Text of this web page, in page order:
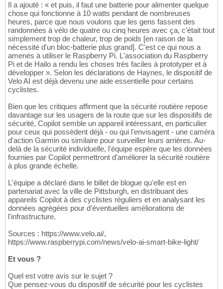
Il a ajouté : « et puis, il faut une batterie pour alimenter quelque
chose qui fonctionne à 10 watts pendant de nombreuses
heures, parce que nous voulons que les gens fassent des
randonnées à vélo de quatre ou cinq heures avec ça, c'était tout
simplement trop de chaleur, trop de poids [en raison de la
nécessité d'un bloc-batterie plus grand]. C'est ce qui nous a
amenés à utiliser le Raspberry Pi. L'association du Raspberry
Pi et de Hailo a rendu les choses très faciles à prototyper et à
développer ». Selon les déclarations de Haynes, le dispositif de
Velo AI est déjà devenu une aide essentielle pour certains
cyclistes.
Bien que les critiques affirment que la sécurité routière repose
davantage sur les usagers de la route que sur les dispositifs de
sécurité, Copilot semble un appareil intéressant, en particulier
pour ceux qui possèdent déjà - ou qui l'envisagent - une caméra
d'action Garmin ou similaire pour surveiller leurs arrières. Au-
delà de la sécurité individuelle, l'équipe espère que les données
fournies par Copilot permettront d'améliorer la sécurité routière
à plus grande échelle.
L'équipe a déclaré dans le billet de blogue qu'elle est en
partenariat avec la ville de Pittsburgh, en distribuant des
appareils Copilot à des cyclistes réguliers et en analysant les
données agrégées pour d'éventuelles améliorations de
l'infrastructure.
Sources : https://www.velo.ai/,
https://www.raspberrypi.com/news/velo-ai-smart-bike-light/
Et vous ?
Quel est votre avis sur le sujet ?
Que pensez-vous du dispositif de sécurité pour les cyclistes